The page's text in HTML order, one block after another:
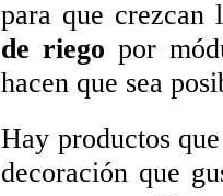
para que crezcan
de riego por
hacen que sea
Hay productos
decoración que